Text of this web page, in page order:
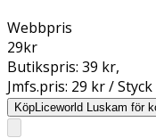
Webbpris
29kr
Butikspris: 39 kr,
Jmfs.pris: 29 kr / Styck
KöpLiceworld Luskam för